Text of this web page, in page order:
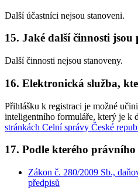
Další účastníci nejsou stanoveni.
15. Jaké další činnosti
Další činnosti nejsou stanoveny.
16. Elektronická služba,
Přihlášku k registraci je možné
inteligentního formuláře, který je k
stránkách Celní správy České
17. Podle kterého
Zákon č. 280/2009 Sb.,
předpisů